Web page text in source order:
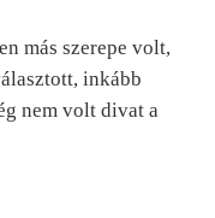
más szerepe volt,
inkább
nem volt divat a